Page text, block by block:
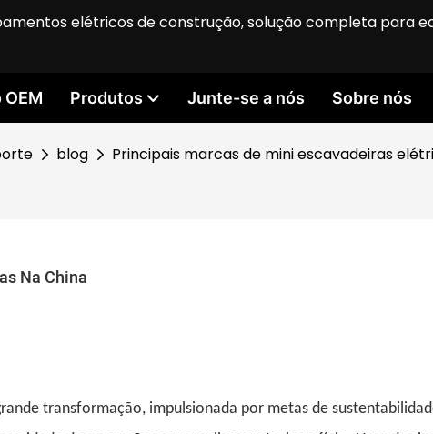
elétricos de construção, solução completa para
Produtos Junte-se a nós Sobre nós
blog Principais marcas de mini escavadeiras
Na China
transformação, impulsionada por metas de